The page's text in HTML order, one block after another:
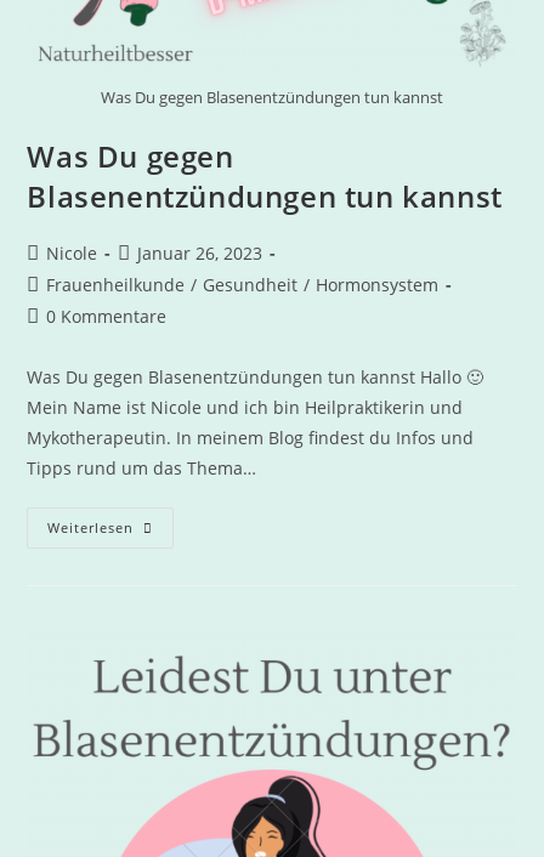
Was Du gegen Blasenentzündungen tun kannst
Was Du gegen
Blasenentzündungen tun kannst
Nicole
Januar 26, 2023
Frauenheilkunde / Gesundheit / Hormonsystem
0 Kommentare
Was Du gegen Blasenentzündungen tun kannst Hallo 🙂
Mein Name ist Nicole und ich bin Heilpraktikerin und
Mykotherapeutin. In meinem Blog findest du Infos und
Tipps rund um das Thema…
Weiterlesen